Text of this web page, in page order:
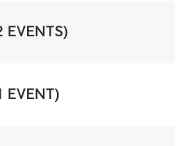
EVENTS)
EVENT)